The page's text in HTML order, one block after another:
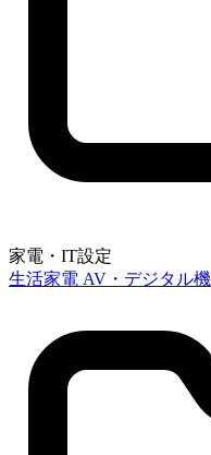
家電・IT設定
生活家電 AV・デジタル